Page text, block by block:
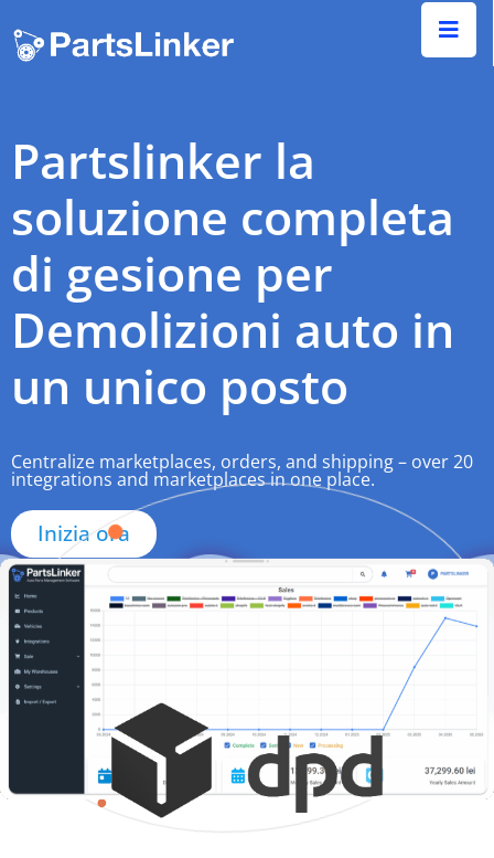
Partslinker la
soluzione completa
di gesione per
Demolizioni auto in
un unico posto
Centralize marketplaces, orders, and shipping – over 20
integrations and marketplaces in one place.
Inizia ora